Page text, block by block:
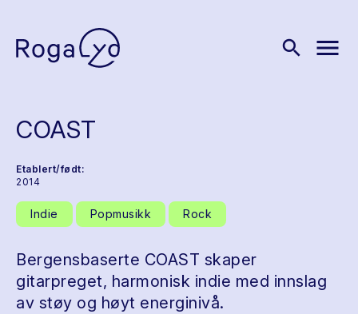
search menu
COAST
Etablert/født:
2014
Indie Popmusikk Rock
Bergensbaserte COAST skaper
gitarpreget, harmonisk indie med innslag
av støy og høyt energinivå.